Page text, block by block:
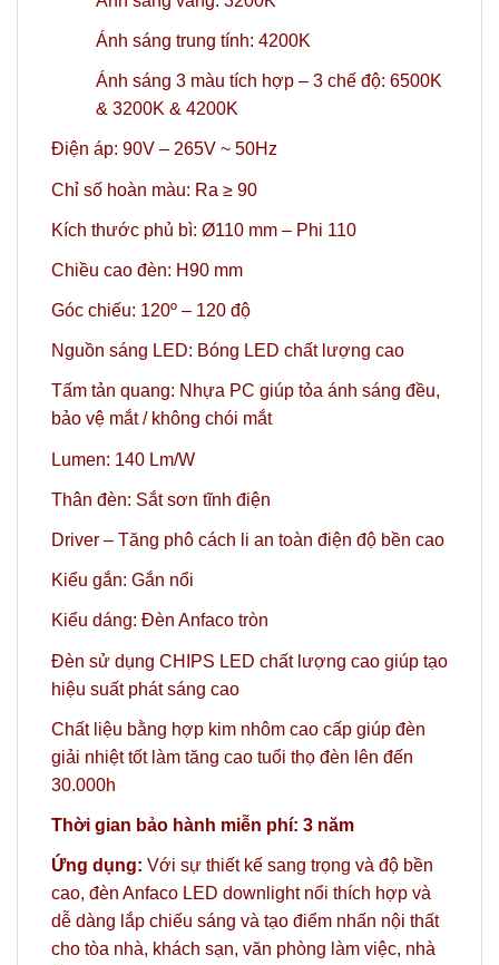
Ánh sáng trung tính: 4200K
Ánh sáng 3 màu tích hợp – 3 chế độ: 6500K
& 3200K & 4200K
Điện áp: 90V – 265V ~ 50Hz
Chỉ số hoàn màu: Ra ≥ 90
Kích thước phủ bì: Ø110 mm – Phi 110
Chiều cao đèn: H90 mm
Góc chiếu: 120º – 120 độ
Nguồn sáng LED: Bóng LED chất lượng cao
Tấm tản quang: Nhựa PC giúp tỏa ánh sáng đều,
bảo vệ mắt / không chói mắt
Lumen: 140 Lm/W
Thân đèn: Sắt sơn tĩnh điện
Driver – Tăng phô cách li an toàn điện độ bền cao
Kiểu gắn: Gắn nổi
Kiểu dáng: Đèn Anfaco tròn
Đèn sử dụng CHIPS LED chất lượng cao giúp tạo
hiệu suất phát sáng cao
Chất liệu bằng hợp kim nhôm cao cấp giúp đèn
giải nhiệt tốt làm tăng cao tuổi thọ đèn lên đến
30.000h
Thời gian bảo hành miễn phí: 3 năm
Ứng dụng: Với sự thiết kế sang trọng và độ bền
cao, đèn Anfaco LED downlight nổi thích hợp và
dễ dàng lắp chiếu sáng và tạo điểm nhấn nội thất
cho tòa nhà, khách sạn, văn phòng làm việc, nhà